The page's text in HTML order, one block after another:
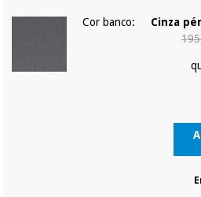
Cor banco:
Cinza